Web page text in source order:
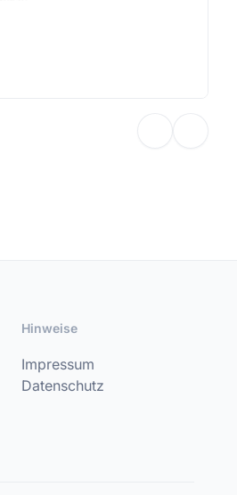
Hinweise
Impressum
Datenschutz